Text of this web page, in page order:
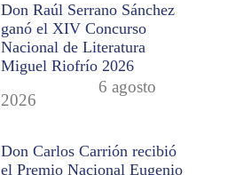
Don Raúl Serrano Sánchez
ganó el XIV Concurso
Nacional de Literatura
Miguel Riofrío 2026
6 agosto
2026
Don Carlos Carrión recibió
el Premio Nacional Eugenio